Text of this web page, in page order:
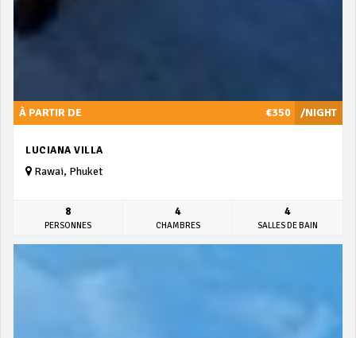
/NIGHT
À PARTIR DE €350
LUCIANA VILLA
Rawai, Phuket
8
PERSONNES
4
CHAMBRES
4
SALLES DE BAIN